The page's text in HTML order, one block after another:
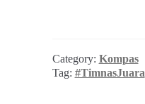
Category: Kompas
Tag: #TimnasJuara